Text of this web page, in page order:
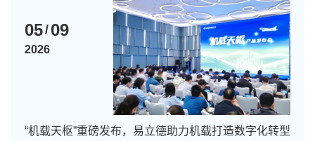
05/ 09
2026
“机载天枢”重磅发布，易立德助力机载打造数字化转型